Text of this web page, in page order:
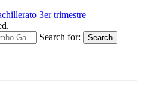
3er trimestre
Search for:
Search